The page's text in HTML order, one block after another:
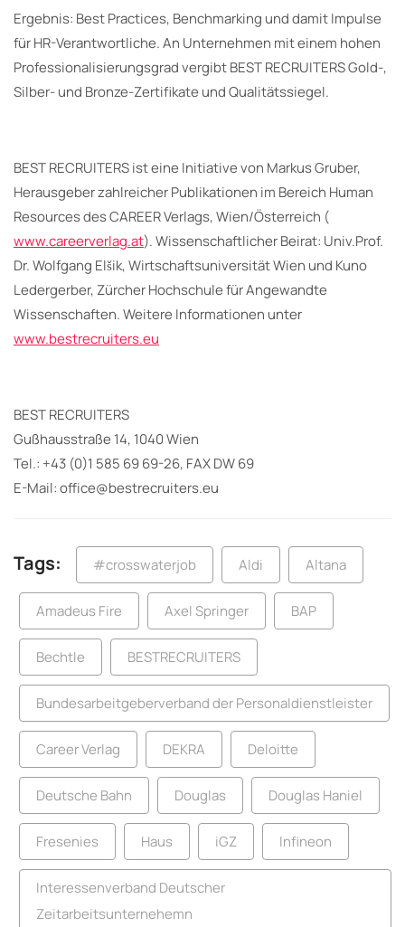
Ergebnis: Best Practices, Benchmarking und damit Impulse
für HR-Verantwortliche. An Unternehmen mit einem hohen
Professionalisierungsgrad vergibt BEST RECRUITERS Gold-,
Silber- und Bronze-Zertifikate und Qualitätssiegel.
BEST RECRUITERS ist eine Initiative von Markus Gruber,
Herausgeber zahlreicher Publikationen im Bereich Human
Resources des CAREER Verlags, Wien/Österreich (
www.careerverlag.at). Wissenschaftlicher Beirat: Univ.Prof.
Dr. Wolfgang Elšik, Wirtschaftsuniversität Wien und Kuno
Ledergerber, Zürcher Hochschule für Angewandte
Wissenschaften. Weitere Informationen unter
www.bestrecruiters.eu
BEST RECRUITERS
Gußhausstraße 14, 1040 Wien
Tel.: +43 (0)1 585 69 69-26, FAX DW 69
E-Mail: office@bestrecruiters.eu
Tags: #crosswaterjob Aldi Altana
Amadeus Fire Axel Springer BAP
Bechtle BESTRECRUITERS
Bundesarbeitgeberverband der Personaldienstleister
Career Verlag DEKRA Deloitte
Deutsche Bahn Douglas Douglas Haniel
Fresenies Haus iGZ Infineon
Interessenverband Deutscher
Zeitarbeitsunternehemn